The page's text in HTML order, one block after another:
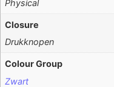
Physical
Closure
Drukknopen
Colour Group
Zwart